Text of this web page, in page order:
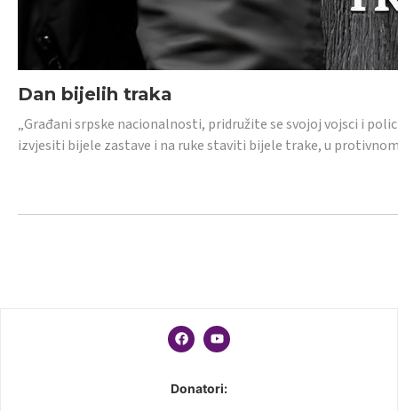
Dan bijelih traka
„Građani srpske nacionalnosti, pridružite se svojoj vojsci i
izvjesiti bijele zastave i na ruke staviti bijele trake, u
Donatori: